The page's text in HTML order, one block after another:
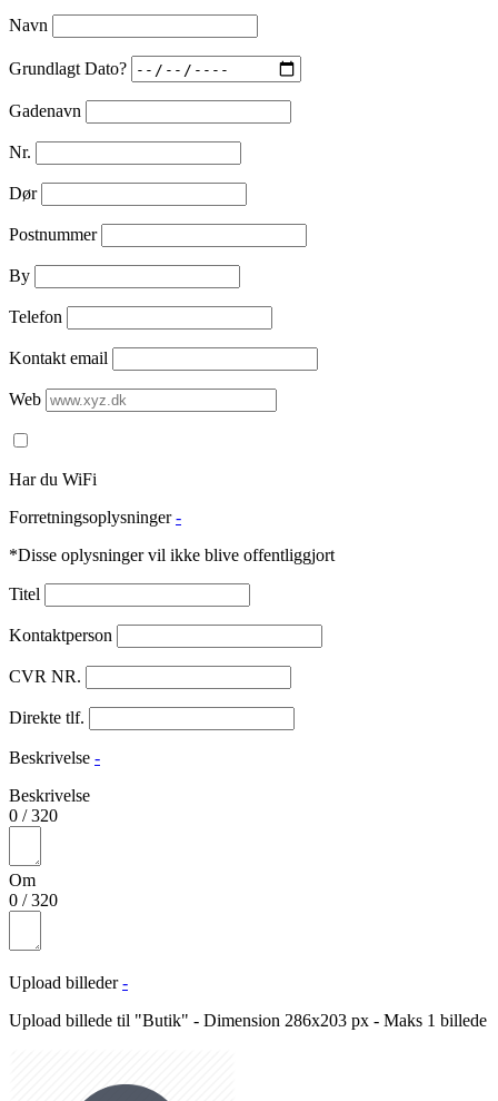
Navn
Grundlagt Dato?
Gadenavn
Nr.
Dør
Postnummer
By
Telefon
Kontakt email
Web
Har du WiFi
Forretningsoplysninger -
*Disse oplysninger vil ikke blive offentliggjort
Titel
Kontaktperson
CVR NR.
Direkte tlf.
Beskrivelse -
Beskrivelse
0 /320
Om
0 /320
Upload billeder -
Upload billede til "Butik" - Dimension 286x203 px - Maks 1 billede